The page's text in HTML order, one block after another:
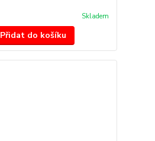
Skladem
Přidat do košíku